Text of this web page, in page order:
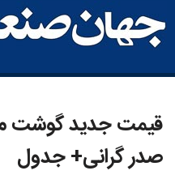
قیمت جدید گوشت
صدر گرانی+ جدول